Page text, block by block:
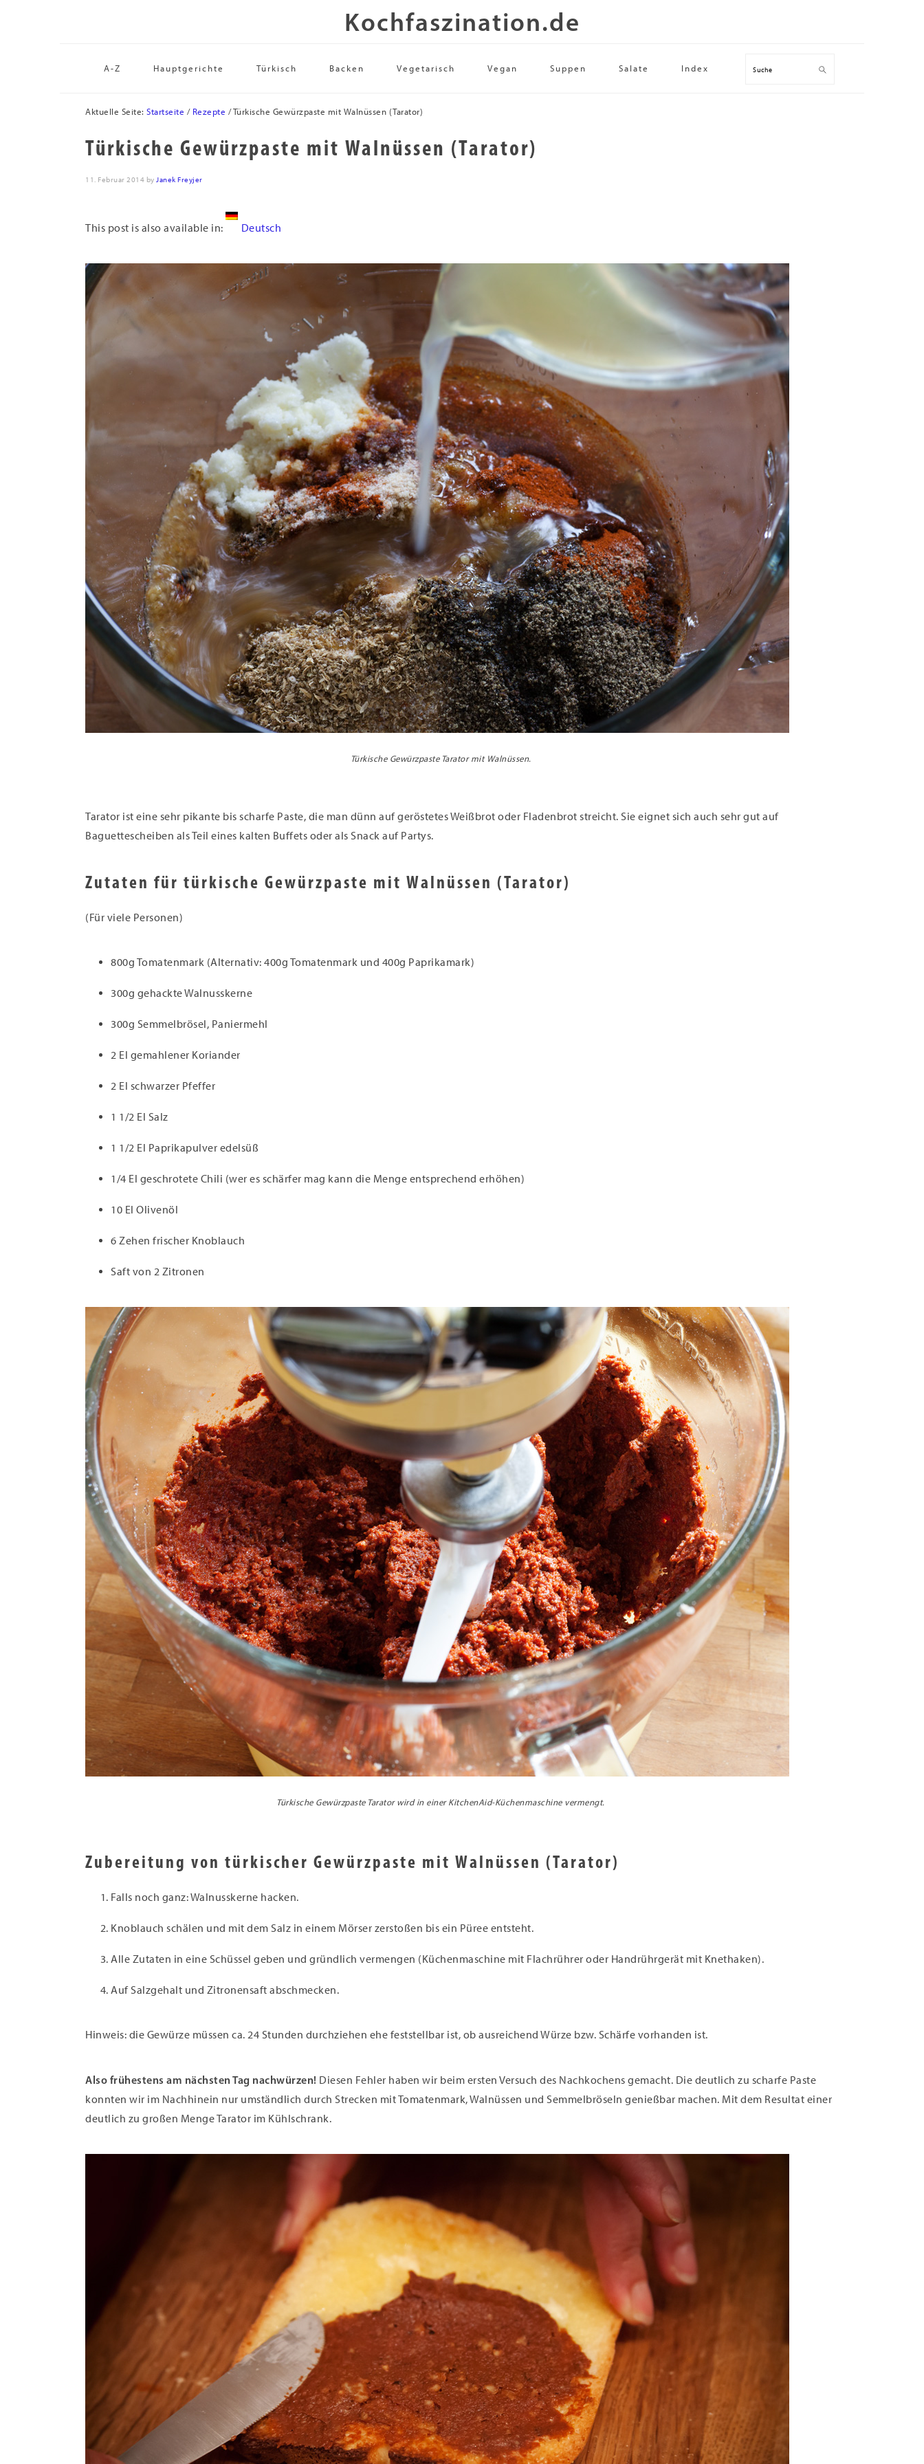
Kochfaszination.de
A-Z Hauptgerichte Türkisch Backen Vegetarisch Vegan Suppen Salate Index Suche
Aktuelle Seite: Startseite / Rezepte /Türkische Gewürzpaste mit Walnüssen (Tarator)
Türkische Gewürzpaste mit Walnüssen (Tarator)
11. Februar 2014 by Janek Freyjer
This post is also available in: Deutsch
Türkische Gewürzpaste Tarator mit Walnüssen.
Tarator ist eine sehr pikante bis scharfe Paste, die man dünn auf geröstetes Weißbrot oder Fladenbrot streicht. Sie eignet sich auch sehr gut auf
Baguettescheiben als Teil eines kalten Buffets oder als Snack auf Partys.
Zutaten für türkische Gewürzpaste mit Walnüssen (Tarator)
(Für viele Personen)
800g Tomatenmark (Alternativ: 400g Tomatenmark und 400g Paprikamark)
300g gehackte Walnusskerne
300g Semmelbrösel, Paniermehl
2 El gemahlener Koriander
2 El schwarzer Pfeffer
1 1/2 El Salz
1 1/2 El Paprikapulver edelsüß
1/4 El geschrotete Chili (wer es schärfer mag kann die Menge entsprechend erhöhen)
10 El Olivenöl
6 Zehen frischer Knoblauch
Saft von 2 Zitronen
Türkische Gewürzpaste Tarator wird in einer KitchenAid-Küchenmaschine vermengt.
Zubereitung von türkischer Gewürzpaste mit Walnüssen (Tarator)
Falls noch ganz: Walnusskerne hacken.
Knoblauch schälen und mit dem Salz in einem Mörser zerstoßen bis ein Püree entsteht.
Alle Zutaten in eine Schüssel geben und gründlich vermengen (Küchenmaschine mit Flachrührer oder Handrührgerät mit Knethaken).
Auf Salzgehalt und Zitronensaft abschmecken.
Hinweis: die Gewürze müssen ca. 24 Stunden durchziehen ehe feststellbar ist, ob ausreichend Würze bzw. Schärfe vorhanden ist.
Also frühestens am nächsten Tag nachwürzen! Diesen Fehler haben wir beim ersten Versuch des Nachkochens gemacht. Die deutlich zu scharfe Paste
konnten wir im Nachhinein nur umständlich durch Strecken mit Tomatenmark, Walnüssen und Semmelbröseln genießbar machen. Mit dem Resultat einer
deutlich zu großen Menge Tarator im Kühlschrank.